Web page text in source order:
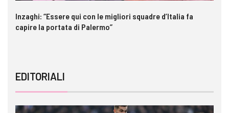
Inzaghi: “Essere qui con le migliori squadre d’Italia fa
capire la portata di Palermo”
EDITORIALI